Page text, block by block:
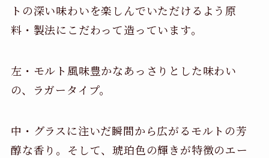
トの深い味わいを楽しんでいただけるよう原
料・製法にこだわって造っています。
左・モルト風味豊かなあっさりとした味わい
の、ラガータイプ。
中・グラスに注いだ瞬間から広がるモルトの芳
醇な香り。そして、琥珀色の輝きが特徴のエー